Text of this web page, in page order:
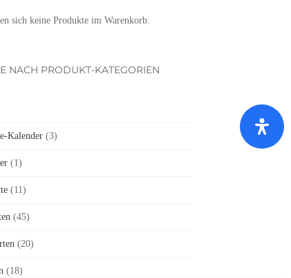
sich keine Produkte im Warenkorb.
NACH PRODUKT-KATEGORIEN
Kalender (3)
(1)
(11)
(45)
(20)
(18)